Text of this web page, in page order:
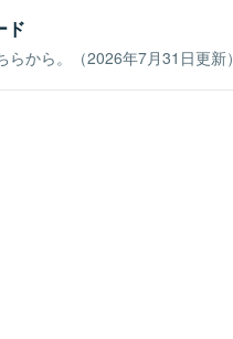
ド
から。（2026年7月31日更新）